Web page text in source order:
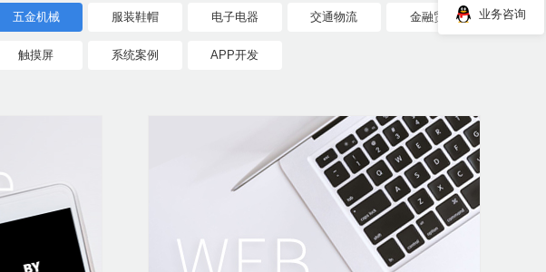
五金机械 服装鞋帽 电子电器 交通物流 金融贸易
触摸屏 系统案例 APP开发
业务咨询